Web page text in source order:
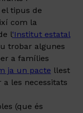
tipus de
com la
l‘Institut estatal
trobar algunes
a famílies
ja un pacte llest
les necessitats
(que és